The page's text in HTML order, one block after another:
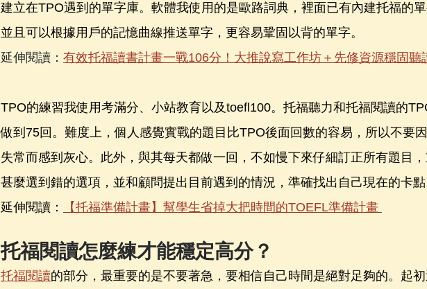
建立在TPO遇到的單字庫。軟體我使用的是歐路詞典，裡面已有內建托福的
並且可以根據用戶的記憶曲線推送單字，更容易鞏固以背的單字。
延伸閱讀： 有效托福讀書計畫一戰106分！大推說寫工作坊＋先修資源穩固聽
TPO的練習我使用考滿分、小站教育以及toefl100。托福聽力和托福閱讀的
做到75回。難度上，個人感覺實戰的題目比TPO後面回數的容易，所以不要
失常而感到灰心。此外，與其每天都做一回，不如慢下來仔細訂正所有題目
甚麼選到錯的選項，並和顧問提出目前遇到的情況，準確找出自己現在的卡
延伸閱讀：
【托福準備計畫】幫學生省掉大把時間的TOEFL準備計畫
托福閱讀怎麼練才能穩定高分？
托福閱讀的部分，最重要的是不要著急，要相信自己時間是絕對足夠的。起